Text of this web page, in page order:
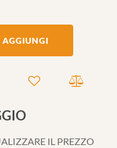
AGGIUNGI
IL PREZZO